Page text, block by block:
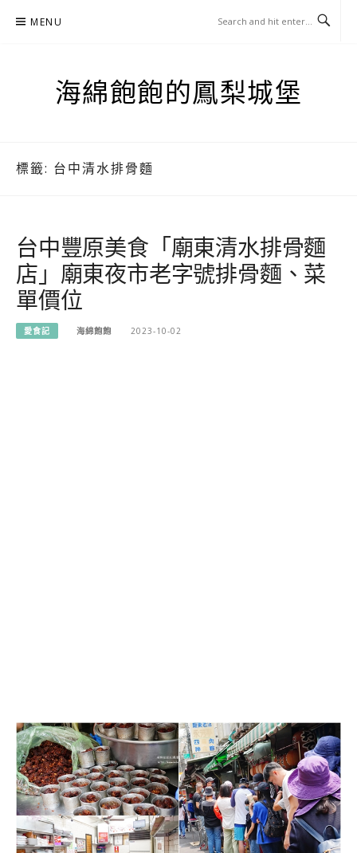
MENU
海綿飽飽的鳳梨城堡
標籤: 台中清水排骨麵
台中豐原美食「廟東清水排骨麵
店」廟東夜市老字號排骨麵、菜
單價位
愛食記 海綿飽飽 2023-10-02